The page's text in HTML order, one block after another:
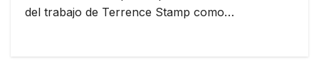
del trabajo de Terrence Stamp como…